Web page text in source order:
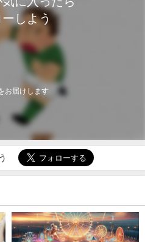
しよう
お届けします